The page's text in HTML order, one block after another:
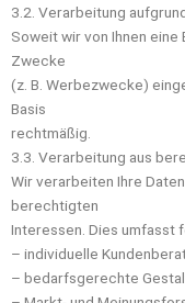
3.2. Verarbeitung
Soweit wir von Ihnen
Zwecke
(z. B. Werbezwecke)
Basis
rechtmäßig.
3.3. Verarbeitung aus
Wir verarbeiten Ihre
berechtigten
Interessen. Dies umfasst
– individuelle
– bedarfsgerechte